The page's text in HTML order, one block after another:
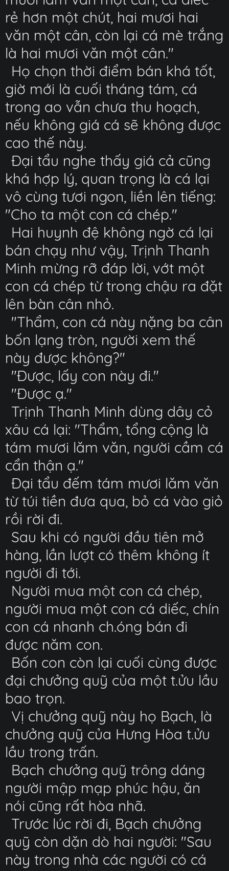
rẻ hơn một chút, hai mươi hai
văn một cân, còn lại cá mè trắng
là hai mươi văn một cân."
Họ chọn thời điểm bán khá tốt,
giờ mới là cuối tháng tám, cá
trong ao vẫn chưa thu hoạch,
nếu không giá cá sẽ không được
cao thế này.
Đại tẩu nghe thấy giá cả cũng
khá hợp lý, quan trọng là cá lại
vô cùng tươi ngon, liền lên tiếng:
"Cho ta một con cá chép."
Hai huynh đệ không ngờ cá lại
bán chạy như vậy, Trịnh Thanh
Minh mừng rỡ đáp lời, vớt một
con cá chép từ trong chậu ra đặt
lên bàn cân nhỏ.
"Thẩm, con cá này nặng ba cân
bốn lạng tròn, người xem thế
này được không?"
"Được, lấy con này đi."
"Được ạ."
Trịnh Thanh Minh dùng dây cỏ
xâu cá lại: "Thẩm, tổng cộng là
tám mươi lăm văn, người cầm cá
cẩn thận ạ."
Đại tẩu đếm tám mươi lăm văn
từ túi tiền đưa qua, bỏ cá vào giỏ
rồi rời đi.
Sau khi có người đầu tiên mở
hàng, lần lượt có thêm không ít
người đi tới.
Người mua một con cá chép,
người mua một con cá diếc, chín
con cá nhanh ch.óng bán đi
được năm con.
Bốn con còn lại cuối cùng được
đại chưởng quỹ của một t.ửu lầu
bao trọn.
Vị chưởng quỹ này họ Bạch, là
chưởng quỹ của Hưng Hòa t.ửu
lầu trong trấn.
Bạch chưởng quỹ trông dáng
người mập mạp phúc hậu, ăn
nói cũng rất hòa nhã.
Trước lúc rời đi, Bạch chưởng
quỹ còn dặn dò hai người: "Sau
này trong nhà các người có cá